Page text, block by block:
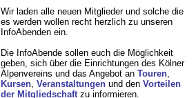
Wir laden alle neuen Mitglieder und solche die
es werden wollen recht herzlich zu unseren
InfoAbenden ein.
Die InfoAbende sollen euch die Möglichkeit
geben, sich über die Einrichtungen des Kölner
Alpenvereins und das Angebot an Touren,
Kursen, Veranstaltungenund den Vorteilen
der Mitgliedschaftzu informieren.